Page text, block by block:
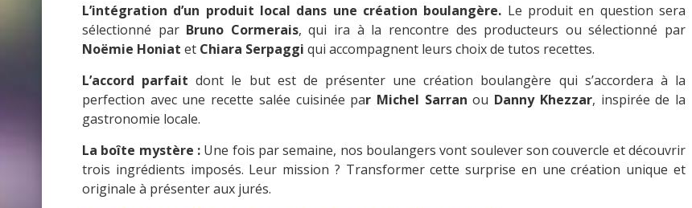
L’intégration d’un produit local dans une création boulangère. Le produit en question sera
sélectionné par Bruno Cormerais, qui ira à la rencontre des producteurs ou sélectionné par
Noëmie Honiat et Chiara Serpaggi qui accompagnent leurs choix de tutos recettes.
L’accord parfait dont le but est de présenter une création boulangère qui s’accordera à la
perfection avec une recette salée cuisinée par Michel Sarran ou Danny Khezzar, inspirée de la
gastronomie locale.
La boîte mystère : Une fois par semaine, nos boulangers vont soulever son couvercle et découvrir
trois ingrédients imposés. Leur mission ? Transformer cette surprise en une création unique et
originale à présenter aux jurés.